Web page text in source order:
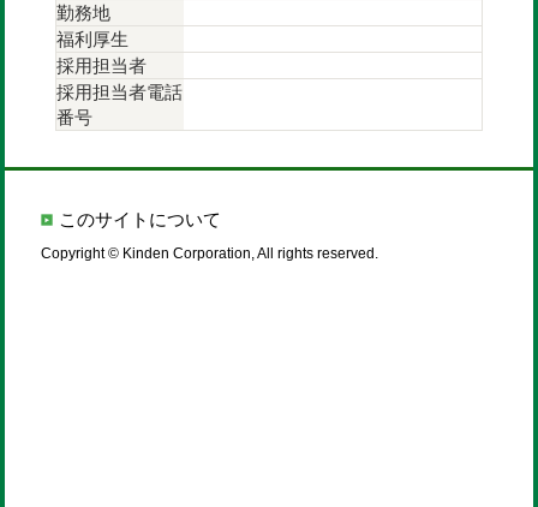
勤務地
福利厚生
採用担当者
採用担当者電話
番号
このサイトについて
Copyright © Kinden Corporation, All rights reserved.